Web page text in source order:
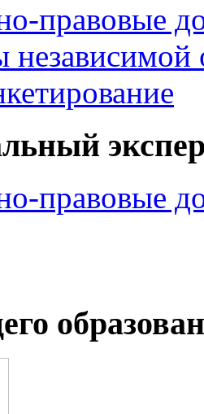
правовые
независимой
правовые